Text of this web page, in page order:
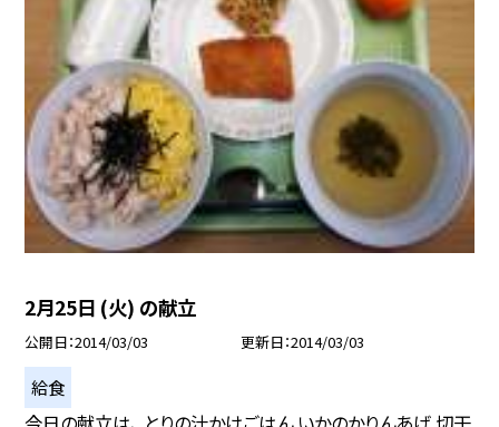
2月25日 (火) の献立
公開日 2014/03/03 更新日 2014/03/03
給食